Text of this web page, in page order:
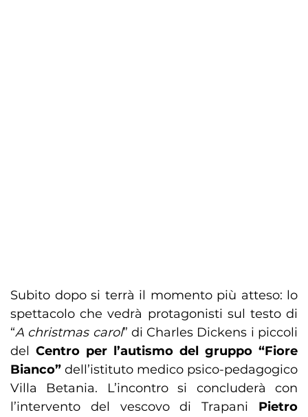
Subito dopo si terrà il momento più atteso: lo
spettacolo che vedrà protagonisti sul testo di
“A christmas carol” di Charles Dickens i piccoli
del Centro per l’autismo del gruppo “Fiore
Bianco” dell’istituto medico psico-pedagogico
Villa Betania. L’incontro si concluderà con
l’intervento del vescovo di Trapani Pietro